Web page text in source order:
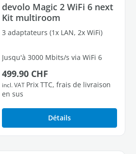
devolo Magic 2 WiFi 6 next
Kit multiroom
3 adaptateurs (1x LAN, 2x WiFi)
Jusqu'à 3000 Mbits/s via WiFi 6
4 ports Ethernet Gigabit libres
Prix régulier :
499.90 CHF
incl. VAT Prix TTC, frais de livraison
en sus
Détails